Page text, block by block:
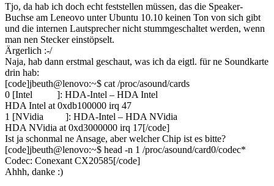
Tjo, da hab ich doch echt feststellen müssen, das die Speaker-
Buchse am Leneovo unter Ubuntu 10.10 keinen Ton von sich gibt
und die internen Lautsprecher nicht stummgeschaltet werden, wenn
man nen Stecker einstöpselt.
Ärgerlich :-/
Naja, hab dann erstmal geschaut, was ich da eigtl. für ne Soundkarte
drin hab:
[code]jbeuth@lenovo:~$ cat /proc/asound/cards
0 [Intel ]: HDA-Intel – HDA Intel
HDA Intel at 0xdb100000 irq 47
1 [NVidia ]: HDA-Intel – HDA NVidia
HDA NVidia at 0xd3000000 irq 17[/code]
Ist ja schonmal ne Ansage, aber welcher Chip ist es bitte?
[code]jbeuth@lenovo:~$ head -n 1 /proc/asound/card0/codec*
Codec: Conexant CX20585[/code]
Ahhh, danke :)